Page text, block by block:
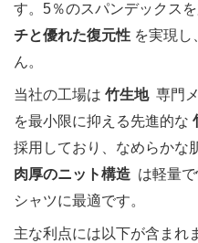
す。5％のスパンデックス
チと優れた復元性 を実現し
ん。
当社の工場は‌ 竹生地
専門
を最小限に抑える先進的な‌
採用しており、なめらかな
肉厚のニット構造
は軽量
シャツに最適です。
主な利点には以下が含まれ